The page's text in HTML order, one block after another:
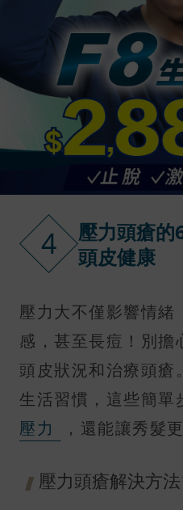
4
壓力頭瘡的
頭皮健康
壓力大不僅影響情緒
感，甚至長痘！別擔
頭皮狀況和治療頭瘡
生活習慣，這些簡單
壓力
，還能讓秀髮
壓力頭瘡解決方